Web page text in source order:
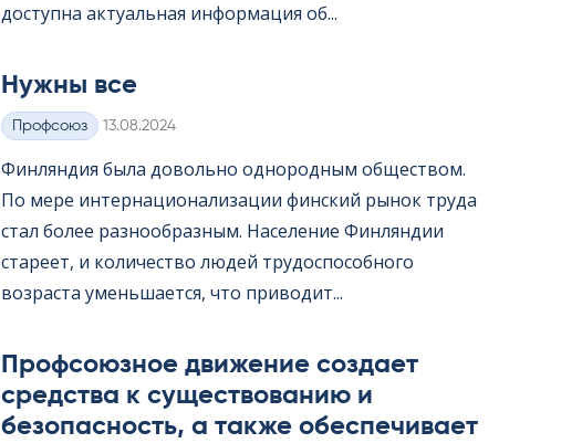
доступна актуальная информация об...
Нужны все
Категории
Профсоюз Kirjoitettu
13.08.2024
Финляндия была довольно однородным обществом.
По мере интернационализации финский рынок труда
стал более разнообразным. Население Финляндии
стареет, и количество людей трудоспособного
возраста уменьшается, что приводит...
Профсоюзное движение создает
средства к существованию и
безопасность, а также обеспечивает